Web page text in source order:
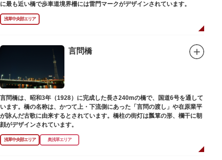
に最も近い橋で歩車道境界柵には雷門マークがデザインされています。
浅草中央部エリア
言問橋
言問橋は、昭和3年（1928）に完成した長さ240mの橋で、国道6号を通して
います。橋の名称は、かつて上・下流側にあった「言問の渡し」や在原業平
が詠んだ古歌に由来するとされています。橋柱の街灯は瓢箪の形、欄干に朝
顔がデザインされています。
浅草中央部エリア 奥浅草エリア